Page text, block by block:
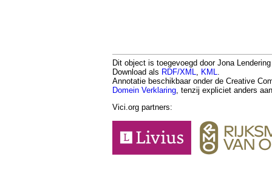
Dit object is toegevoegd door Jona
Download als RDF/XML, KML.
Annotatie beschikbaar onder de Creative
Domein Verklaring, tenzij expliciet anders
Vici.org partners: